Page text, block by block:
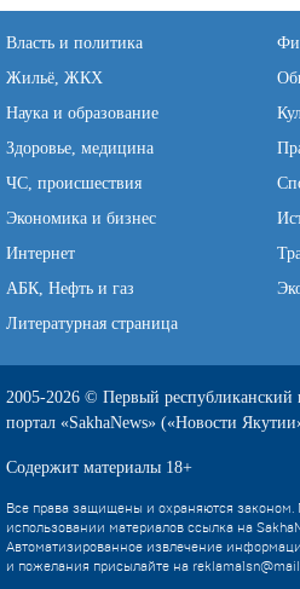
Власть и политика
Жильё, ЖКХ
Наука и образование
Здоровье, медицина
ЧС, происшествия
Экономика и бизнес
Интернет
АБК, Нефть и газ
Литературная страница
2005-2026 © Первый
портал «SakhaNews» («Новости
Содержит материалы 18+
Все права защищены и охраняются
использовании материалов ссылка на
Автоматизированное извлечение
и пожелания присылайте на